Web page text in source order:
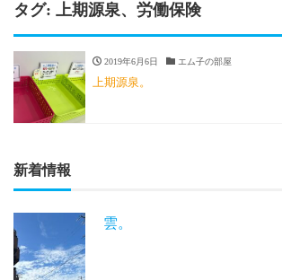
タグ: 上期源泉、労働保険
2019年6月6日 エム子の部屋
上期源泉。
新着情報
雲。